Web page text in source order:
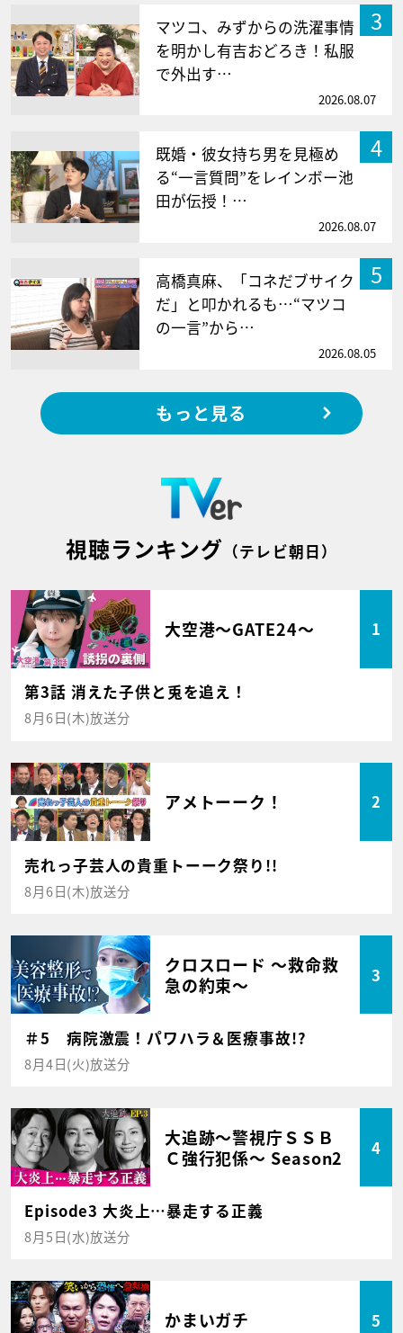
3
マツコ、みずからの洗濯事情
を明かし有吉おどろき！私服
で外出す…
2026.08.07
4
既婚・彼女持ち男を見極め
る“一言質問”をレインボー池
田が伝授！…
2026.08.07
5
高橋真麻、「コネだブサイク
だ」と叩かれるも…“マツコ
の一言”から…
2026.08.05
もっと見る
視聴ランキング （テレビ朝日）
大空港～GATE24～ 1
第3話 消えた子供と兎を追え！
8月6日(木)放送分
アメトーーク！ 2
売れっ子芸人の貴重トーーク祭り!!
8月6日(木)放送分
クロスロード ～救命救
急の約束～
3
＃5 病院激震！パワハラ＆医療事故!?
8月4日(火)放送分
大追跡～警視庁ＳＳＢ
Ｃ強行犯係～ Season2
4
Episode3 大炎上…暴走する正義
8月5日(水)放送分
かまいガチ 5